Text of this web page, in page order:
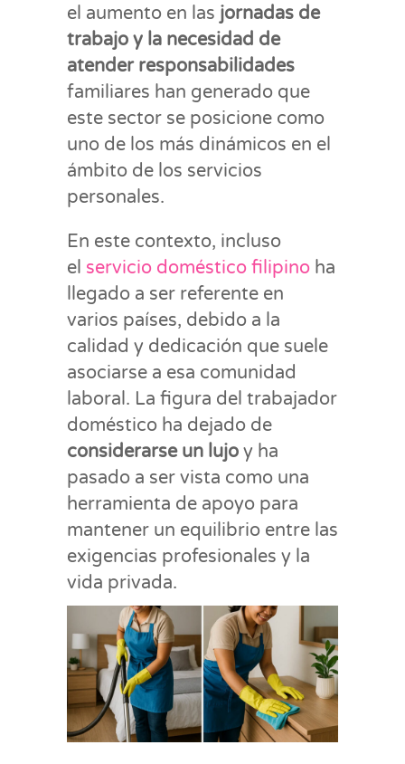
el aumento en las jornadas de
trabajo y la necesidad de
atender responsabilidades
familiares han generado que
este sector se posicione como
uno de los más dinámicos en el
ámbito de los servicios
personales.
En este contexto, incluso
el servicio doméstico filipino ha
llegado a ser referente en
varios países, debido a la
calidad y dedicación que suele
asociarse a esa comunidad
laboral. La figura del trabajador
doméstico ha dejado de
considerarse un lujo y ha
pasado a ser vista como una
herramienta de apoyo para
mantener un equilibrio entre las
exigencias profesionales y la
vida privada.